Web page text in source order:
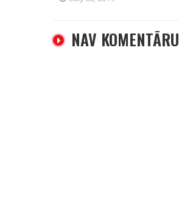
NAV KOMENTĀRU